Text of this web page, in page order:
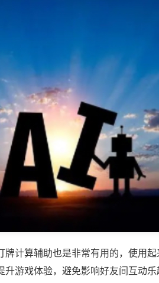
计算辅助也是非常有用的，使用
游戏体验，避免影响好友间互动乐